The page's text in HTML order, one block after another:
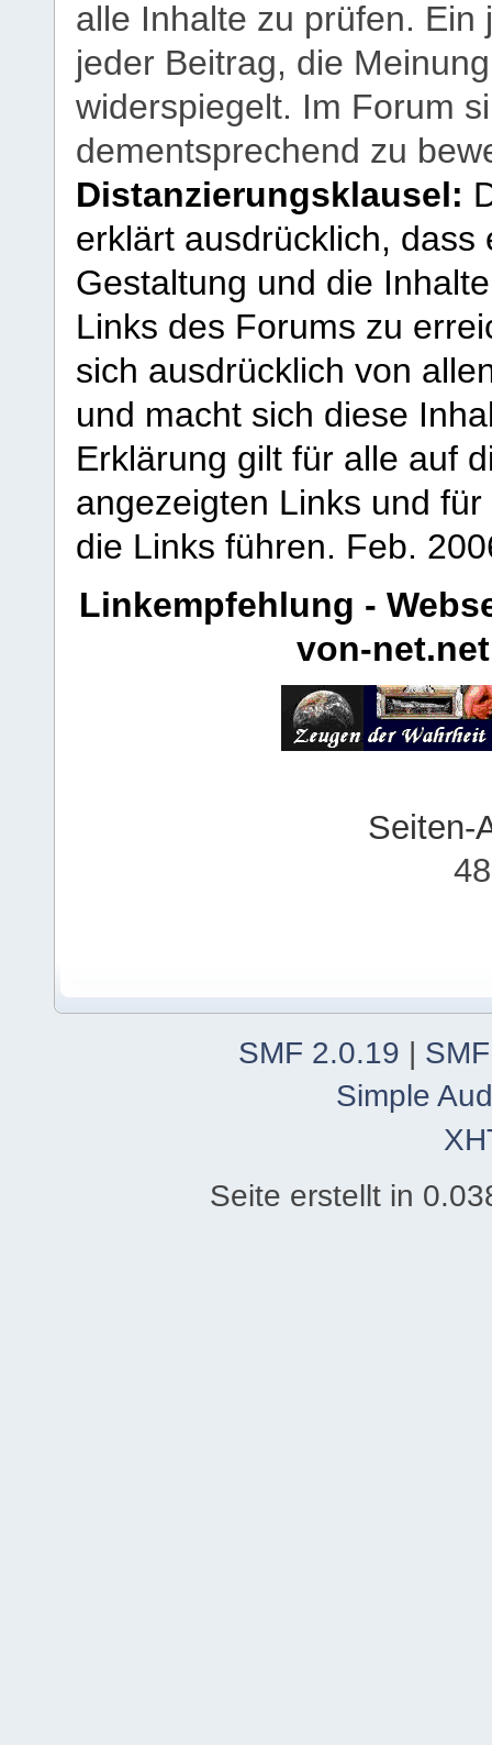
alle Inhalte zu prüfen.
jeder Beitrag, die
widerspiegelt. Im Forum
dementsprechend zu
Distanzierungsklausel:
erklärt ausdrücklich,
Gestaltung und die
Links des Forums zu
sich ausdrücklich von
und macht sich diese
Erklärung gilt für alle auf
angezeigten Links und
die Links führen. Feb.
Linkempfehlung -
von-net.net
Seiten-
SMF 2.0.19
Simple
Seite erstellt in